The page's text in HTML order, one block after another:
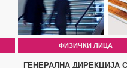
ФИЗИЧКИ ЛИЦА
ГЕНЕРАЛНА ДИРЕКЦИЈА